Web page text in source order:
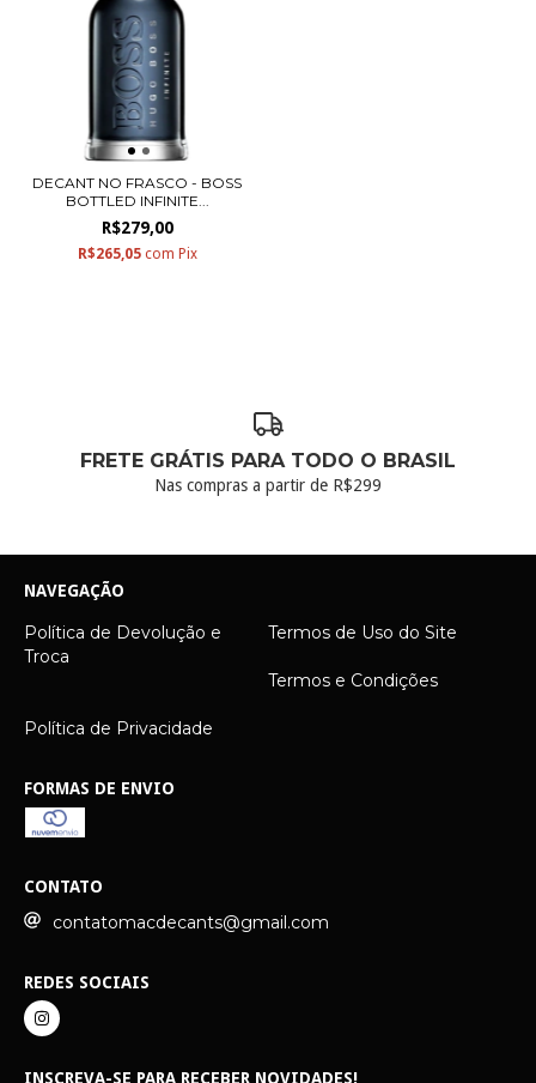
DECANT NO FRASCO - BOSS
BOTTLED INFINITE...
R$279,00
R$265,05 com Pix
FRETE GRÁTIS PARA TODO O BRASIL
Nas compras a partir de R$299
NAVEGAÇÃO
Política de Devolução e
Troca
Termos de Uso do Site
Termos e Condições
Política de Privacidade
FORMAS DE ENVIO
CONTATO
contatomacdecants@gmail.com
REDES SOCIAIS
INSCREVA-SE PARA RECEBER NOVIDADES!